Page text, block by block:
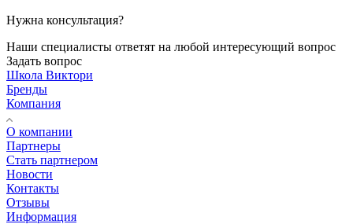
Нужна консультация?
Наши специалисты ответят на любой интересующий вопрос
Задать вопрос
Школа Виктори
Бренды
Компания
О компании
Партнеры
Стать партнером
Новости
Контакты
Отзывы
Информация